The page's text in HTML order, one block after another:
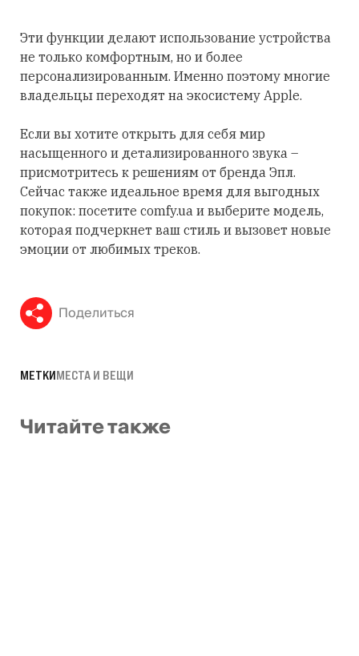
Эти функции делают использование устройства
не только комфортным, но и более
персонализированным. Именно поэтому многие
владельцы переходят на экосистему Apple.
Если вы хотите открыть для себя мир
насыщенного и детализированного звука –
присмотритесь к решениям от бренда Эпл.
Сейчас также идеальное время для выгодных
покупок: посетите comfy.ua и выберите модель,
которая подчеркнет ваш стиль и вызовет новые
эмоции от любимых треков.
Поделиться
МЕТКИМЕСТА И ВЕЩИ
Читайте также